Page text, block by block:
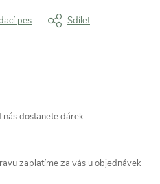
pes Sdílet
dostanete dárek.
zaplatíme za vás u objednávek